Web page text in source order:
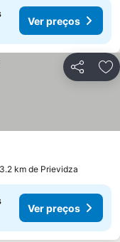
Ver preços
Partilhar
km de Prievidza
Ver preços